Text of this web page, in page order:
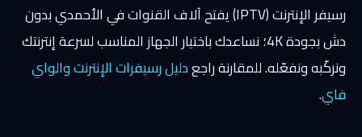
رسيفر الإنترنت (IPTV) يفتح آلاف القنوات في الأحمدي بدون
دش بجودة 4K؛ نساعدك باختيار الجهاز المناسب لسرعة إنترنتك
ونركّبه ونفعّله. للمقارنة راجعدليل رسيفرات الإنترنت والواي
فاي.